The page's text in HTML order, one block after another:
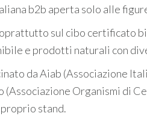
b2b aperta solo alle
sul cibo certificato
e prodotti naturali con
da Aiab (Associazione
(Associazione Organismi di
proprio stand.